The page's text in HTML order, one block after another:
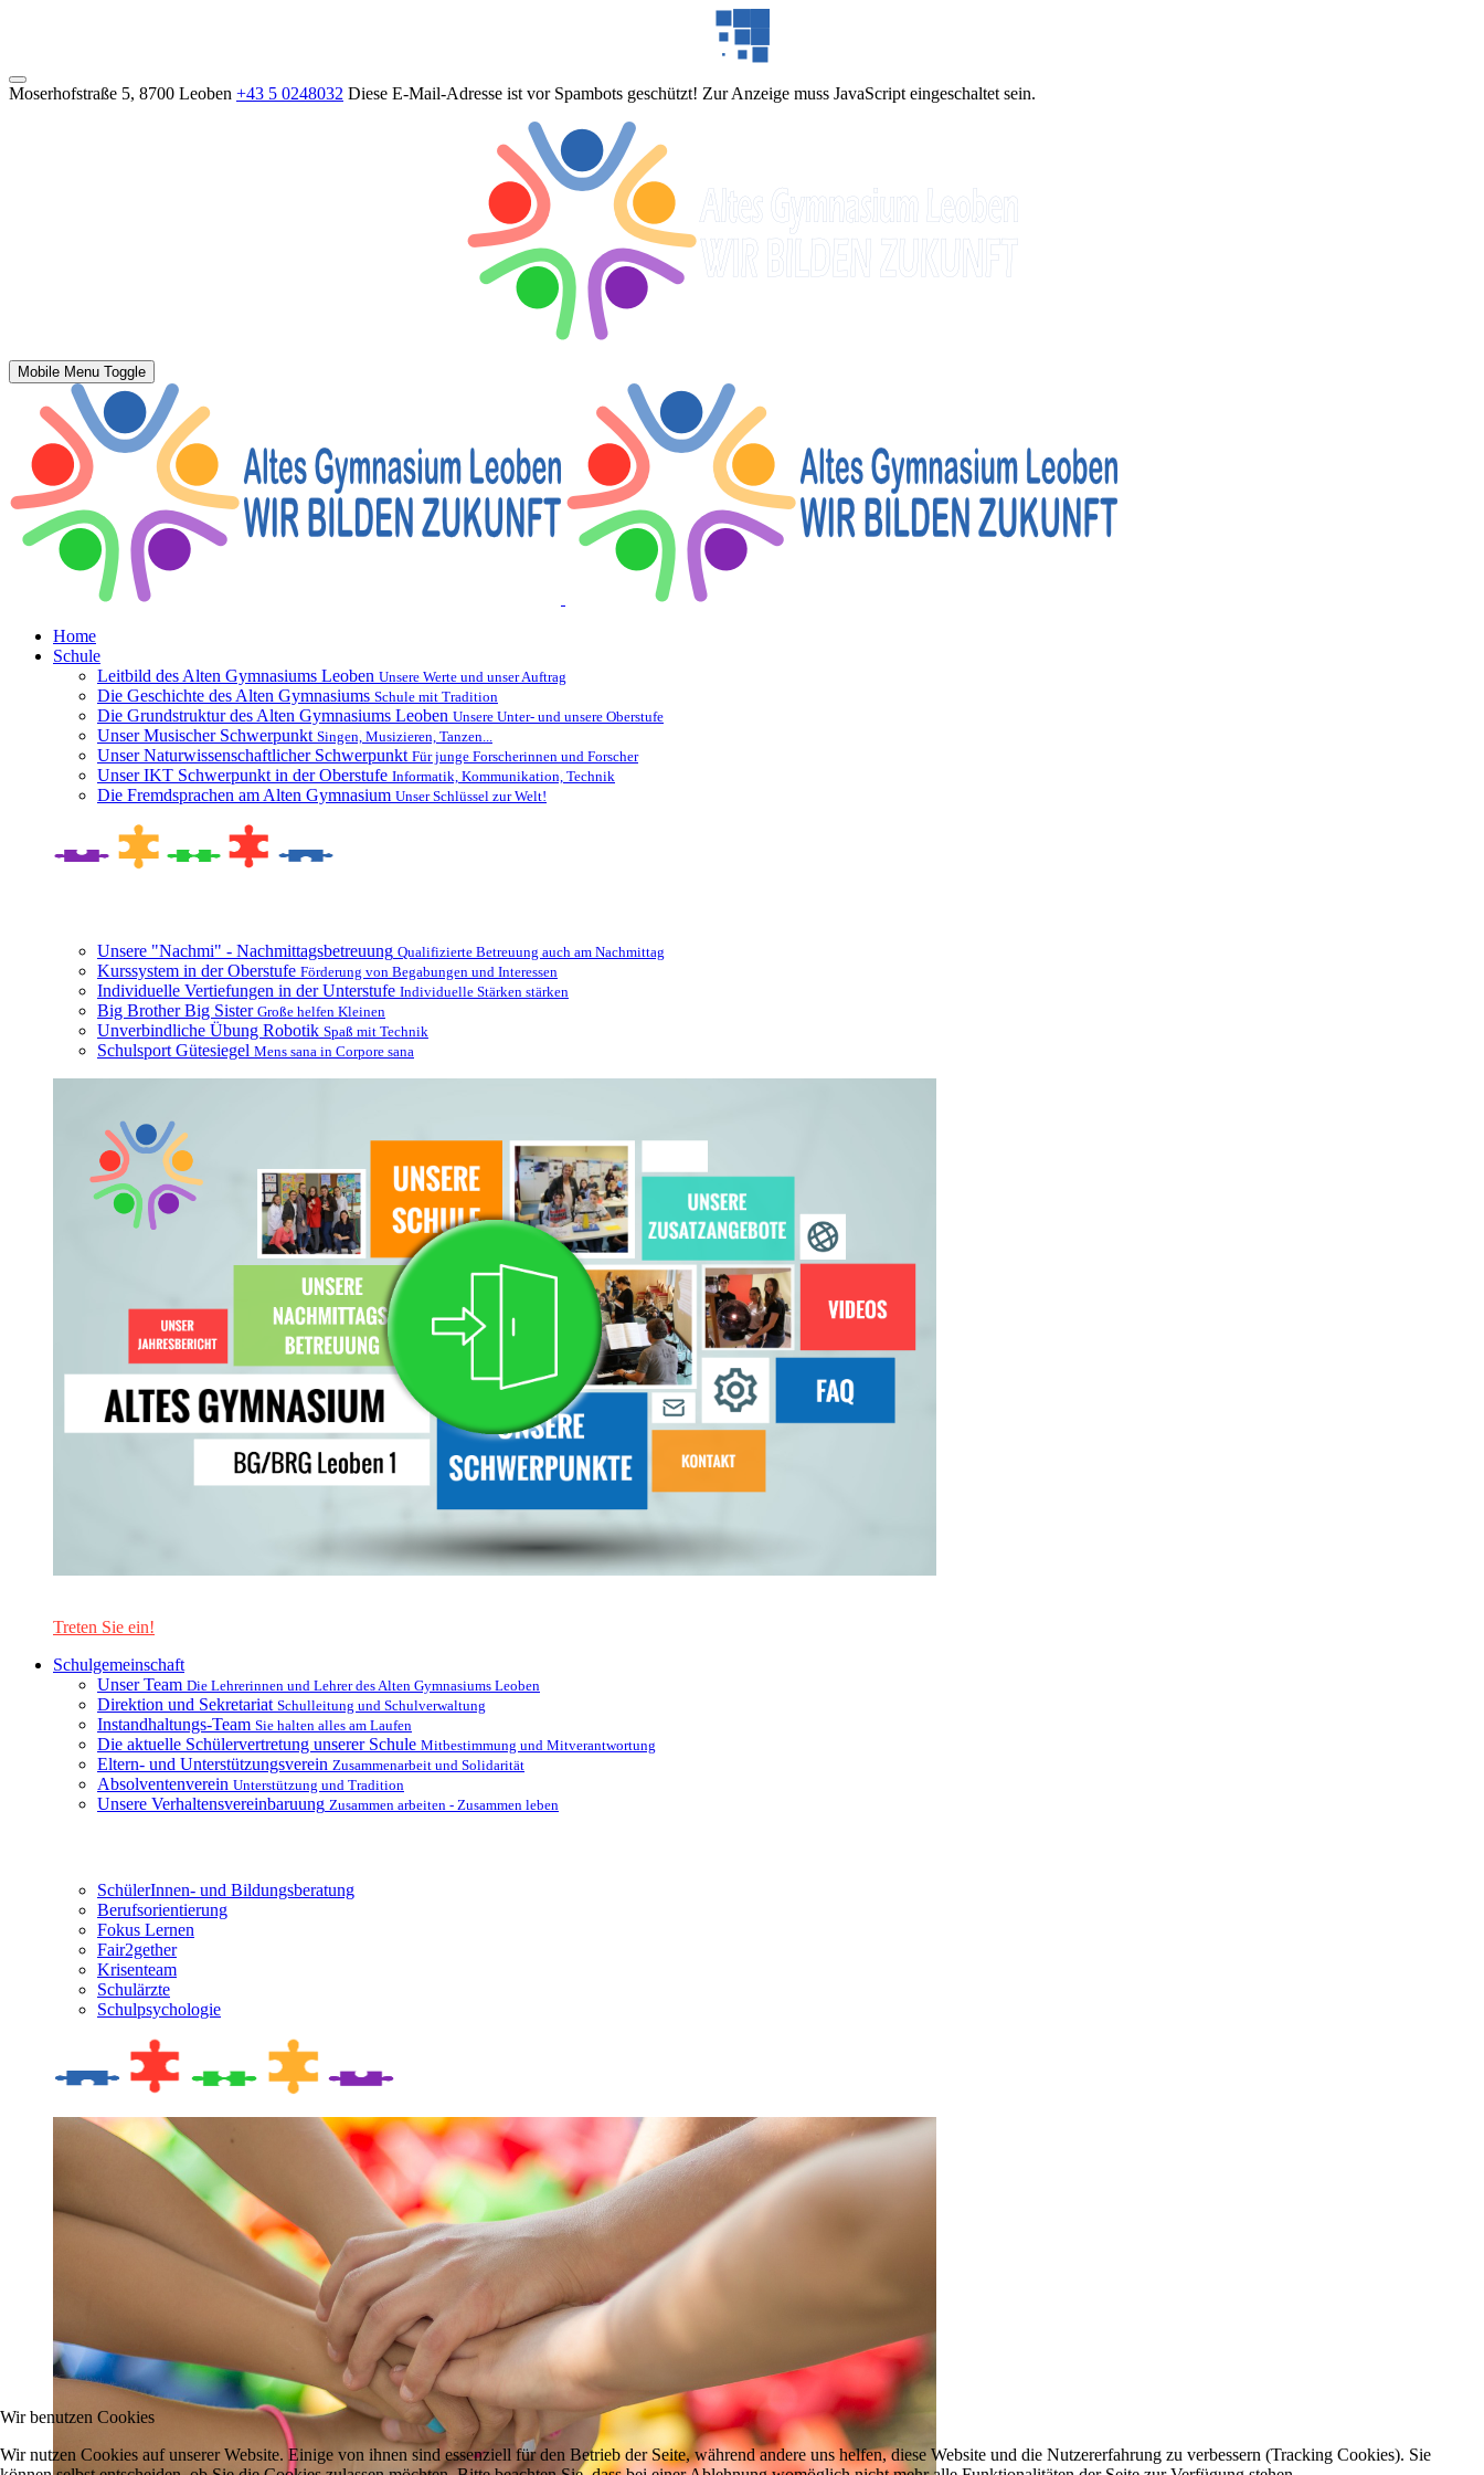
Moserhofstraße 5, 8700 Leoben +43 5 0248032 Diese E-Mail-Adresse ist vor Spambots geschützt! Zur Anzeige muss JavaScript eingeschaltet sein.
Mobile Menu Toggle
Home
Schule
Leitbild des Alten Gymnasiums Leoben Unsere Werte und unser Auftrag
Die Geschichte des Alten Gymnasiums Schule mit Tradition
Die Grundstruktur des Alten Gymnasiums Leoben Unsere Unter- und unsere Oberstufe
Unser Musischer Schwerpunkt Singen, Musizieren, Tanzen...
Unser Naturwissenschaftlicher Schwerpunkt Für junge Forscherinnen und Forscher
Unser IKT Schwerpunkt in der Oberstufe Informatik, Kommunikation, Technik
Die Fremdsprachen am Alten Gymnasium Unser Schlüssel zur Welt!
Unsere "Nachmi" - Nachmittagsbetreuung Qualifizierte Betreuung auch am Nachmittag
Kurssystem in der Oberstufe Förderung von Begabungen und Interessen
Individuelle Vertiefungen in der Unterstufe Individuelle Stärken stärken
Big Brother Big Sister Große helfen Kleinen
Unverbindliche Übung Robotik Spaß mit Technik
Schulsport Gütesiegel Mens sana in Corpore sana
Treten Sie ein!
Schulgemeinschaft
Unser Team Die Lehrerinnen und Lehrer des Alten Gymnasiums Leoben
Direktion und Sekretariat Schulleitung und Schulverwaltung
Instandhaltungs-Team Sie halten alles am Laufen
Die aktuelle Schülervertretung unserer Schule Mitbestimmung und Mitverantwortung
Eltern- und Unterstützungsverein Zusammenarbeit und Solidarität
Absolventenverein Unterstützung und Tradition
Unsere Verhaltensvereinbaruung Zusammen arbeiten - Zusammen leben
SchülerInnen- und Bildungsberatung
Berufsorientierung
Fokus Lernen
Fair2gether
Krisenteam
Schulärzte
Schulpsychologie
Wir benutzen Cookies
Wir nutzen Cookies auf unserer Website. Einige von ihnen sind essenziell für den Betrieb der Seite, während andere uns helfen, diese Website und die Nutzererfahrung zu verbessern (Tracking Cookies). Sie